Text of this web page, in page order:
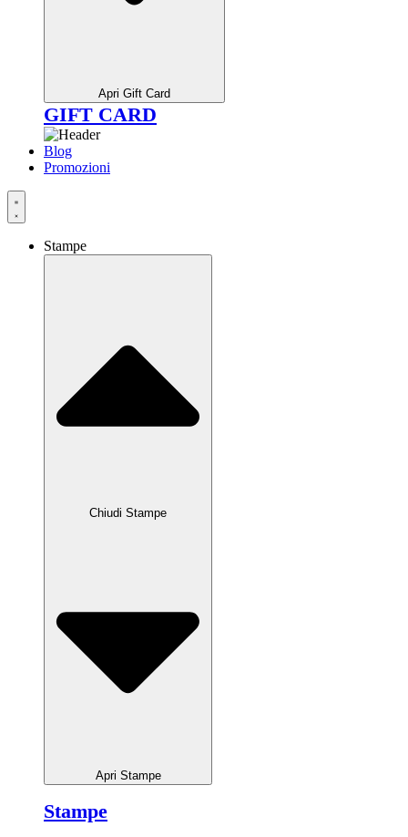
Apri Gift Card
GIFT CARD
Blog
Promozioni
Stampe
Chiudi Stampe
Apri Stampe
Stampe